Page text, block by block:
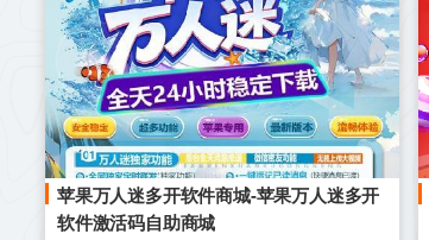
苹果万人迷多开软件商城-苹果万人迷多开
软件激活码自助商城